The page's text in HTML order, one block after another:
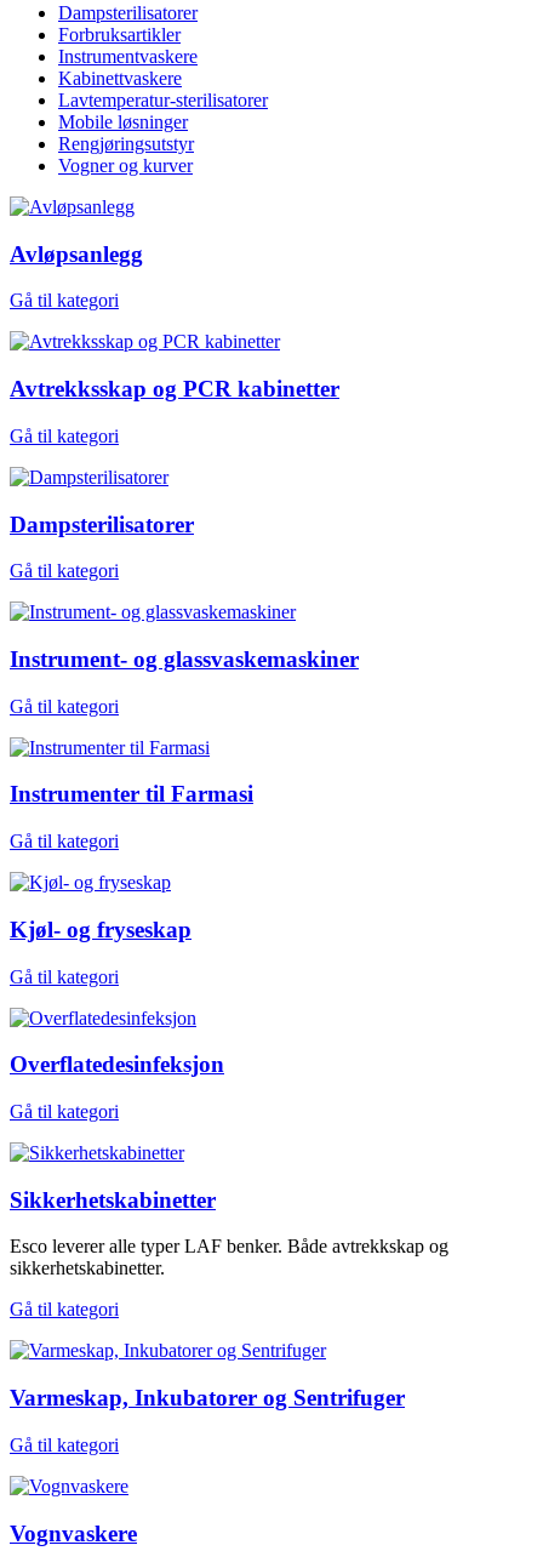
Dampsterilisatorer
Forbruksartikler
Instrumentvaskere
Kabinettvaskere
Lavtemperatur-sterilisatorer
Mobile løsninger
Rengjøringsutstyr
Vogner og kurver
Avløpsanlegg
Gå til kategori
Avtrekksskap og PCR kabinetter
Gå til kategori
Dampsterilisatorer
Gå til kategori
Instrument- og glassvaskemaskiner
Gå til kategori
Instrumenter til Farmasi
Gå til kategori
Kjøl- og fryseskap
Gå til kategori
Overflatedesinfeksjon
Gå til kategori
Sikkerhetskabinetter
Esco leverer alle typer LAF benker. Både avtrekkskap og
sikkerhetskabinetter.
Gå til kategori
Varmeskap, Inkubatorer og Sentrifuger
Gå til kategori
Vognvaskere